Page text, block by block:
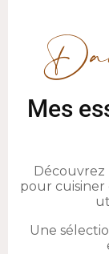
Mes
Découvrez
pour cuisiner
Une